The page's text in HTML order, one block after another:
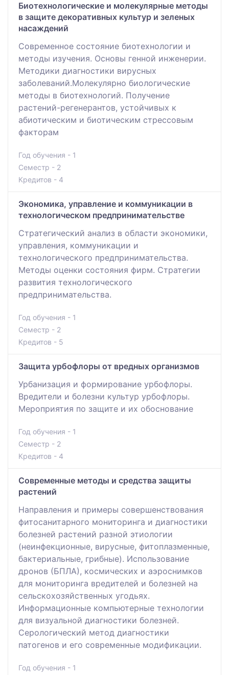
Биотехнологические и молекулярные методы
в защите декоративных культур и зеленых
насаждений
Современное состояние биотехнологии и
методы изучения. Основы генной инженерии.
Методики диагностики вирусных
заболеваний.Молекулярно биологические
методы в биотехнологий. Получение
растений-регенерантов, устойчивых к
абиотическим и биотическим стрессовым
факторам
Год обучения - 1
Семестр - 2
Кредитов - 4
Экономика, управление и коммуникации в
технологическом предпринимательстве
Стратегический анализ в области экономики,
управления, коммуникации и
технологического предпринимательства.
Методы оценки состояния фирм. Стратегии
развития технологического
предпринимательства.
Год обучения - 1
Семестр - 2
Кредитов - 5
Защита урбофлоры от вредных организмов
Урбанизация и формирование урбофлоры.
Вредители и болезни культур урбофлоры.
Мероприятия по защите и их обоснование
Год обучения - 1
Семестр - 2
Кредитов - 4
Современные методы и средства защиты
растений
Направления и примеры совершенствования
фитосанитарного мониторинга и диагностики
болезней растений разной этиологии
(неинфекционные, вирусные, фитоплазменные,
бактериальные, грибные). Использование
дронов (БПЛА), космических и аэроснимков
для мониторинга вредителей и болезней на
сельскохозяйственных угодьях.
Информационные компьютерные технологии
для визуальной диагностики болезней.
Серологический метод диагностики
патогенов и его современные модификации.
Год обучения - 1